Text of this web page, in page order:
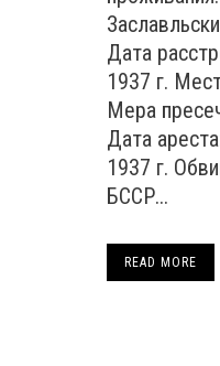
Дата
1937 г.
Мера
Дата
1937 г.
БССР...
READ MORE